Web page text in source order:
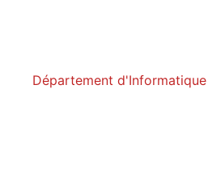
Département d'Informatique